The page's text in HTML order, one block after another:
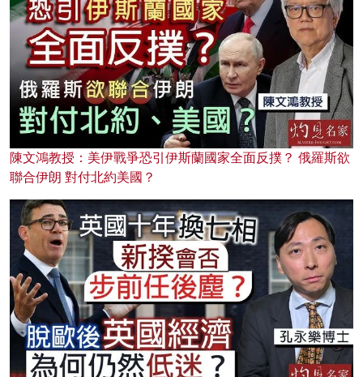
陳文鴻教授：美伊戰爭恐引伊斯蘭國家全面反撲？ 俄羅斯欲
聯合伊朗 對付北約美國？